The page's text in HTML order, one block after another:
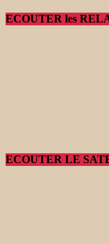
ECOUTER les
ECOUTER LE